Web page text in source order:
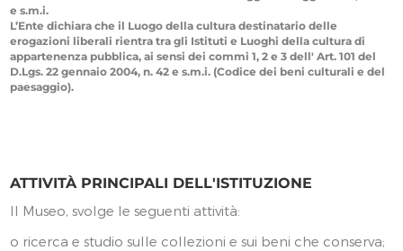
e s.m.i.
L’Ente dichiara che il Luogo della cultura destinatario delle
erogazioni liberali rientra tra gli Istituti e Luoghi della cultura di
appartenenza pubblica, ai sensi dei commi 1, 2 e 3 dell' Art. 101 del
D.Lgs. 22 gennaio 2004, n. 42 e s.m.i. (Codice dei beni culturali e del
paesaggio).
ATTIVITÀ PRINCIPALI DELL'ISTITUZIONE
Il Museo, svolge le seguenti attività:
o ricerca e studio sulle collezioni e sui beni che conserva;